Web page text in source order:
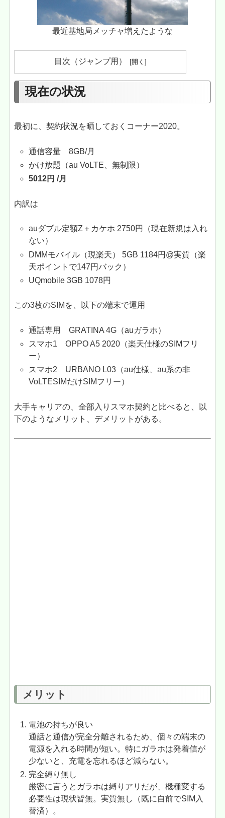
最近基地局メッチャ増えたような
目次（ジャンプ用）
現在の状況
最初に、契約状況を晒しておくコーナー2020。
通信容量 8GB/月
かけ放題（au VoLTE、無制限）
5012円 /月
内訳は
auダブル定額Z＋カケホ 2750円（現在新規は入れ
ない）
DMMモバイル（現楽天） 5GB 1184円@実質（楽
天ポイントで147円バック）
UQmobile 3GB 1078円
この3枚のSIMを、以下の端末で運用
通話専用 GRATINA 4G（auガラホ）
スマホ1 OPPO A5 2020（楽天仕様のSIMフリ
ー）
スマホ2 URBANO L03（au仕様、au系の非
VoLTESIMだけSIMフリー）
大手キャリアの、全部入りスマホ契約と比べると、以
下のようなメリット、デメリットがある。
メリット
電池の持ちが良い
通話と通信が完全分離されるため、個々の端末の
電源を入れる時間が短い。特にガラホは発着信が
少ないと、充電を忘れるほど減らない。
完全縛り無し
厳密に言うとガラホは縛りアリだが、機種変する
必要性は現状皆無。実質無し（既に自前でSIM入
替済）。